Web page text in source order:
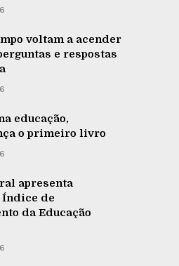
voltam a acender
e respostas
educação,
o primeiro livro
apresenta
de
da Educação